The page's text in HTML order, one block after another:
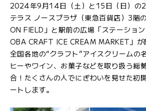
2024年9月14日（土）と15日（日）の
テラス ノースプラザ（東急百貨店）3階
ON FIELD」と駅前の広場「ステーショ
OBA CRAFT ICE CREAM MARKET」が
全国各地の“クラフト”アイスクリームの
ヒーやワイン、お菓子などを取り扱う総
合！たくさんの人でにぎわいを見せた初
ートします。